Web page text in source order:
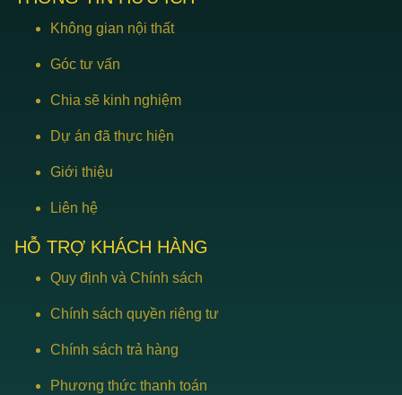
Không gian nội thất
Góc tư vấn
Chia sẽ kinh nghiệm
Dự án đã thực hiện
Giới thiệu
Liên hệ
HỖ TRỢ KHÁCH HÀNG
Quy định và Chính sách
Chính sách quyền riêng tư
Chính sách trả hàng
Phương thức thanh toán